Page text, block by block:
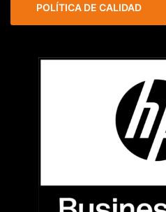
POLÍTICA DE CALIDAD